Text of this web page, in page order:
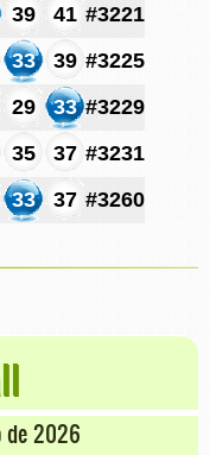
39 41 #3221
33 39 #3225
29 33 #3229
35 37 #3231
33 37 #3260
de 2026